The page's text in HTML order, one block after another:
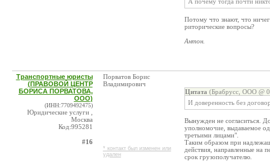
Потому что знают, что
риторические вопросы?
Антон.
Транспортные юристы
(ПРАВОВОЙ ЦЕНТР
БОРИСА ПОРВАТОВА,
ООО)
(ИНН:7709492475)
Юридические услуги ,
Москва
Код:995281
#16
Порватов Борис
Владимирович
* контакт был изменен или
удален
Цитата (Брабрусс, ООО @
И доверенность без
Вынужден не согласиться.
уполномочие, выдаваемое
третьими лицами".
Таким образом при
действия, направленные на
срок грузополучателю.